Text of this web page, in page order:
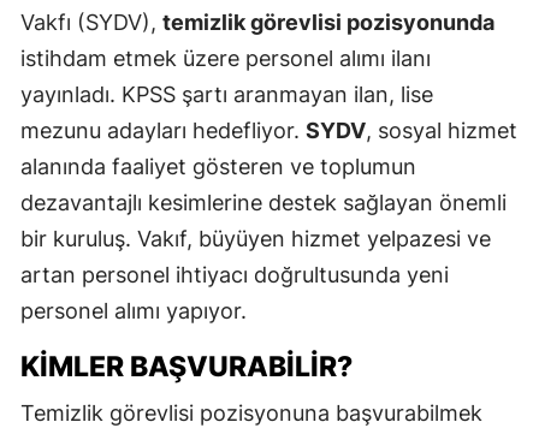
Vakfı (SYDV), temizlik görevlisi pozisyonunda
istihdam etmek üzere personel alımı ilanı
yayınladı. KPSS şartı aranmayan ilan, lise
mezunu adayları hedefliyor. SYDV, sosyal hizmet
alanında faaliyet gösteren ve toplumun
dezavantajlı kesimlerine destek sağlayan önemli
bir kuruluş. Vakıf, büyüyen hizmet yelpazesi ve
artan personel ihtiyacı doğrultusunda yeni
personel alımı yapıyor.
KIMLER BAŞVURABILIR?
Temizlik görevlisi pozisyonuna başvurabilmek